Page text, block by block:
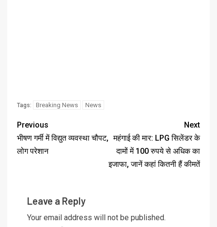
Tags: Breaking News News
Previous
भीषण गर्मी में विद्युत व्यवस्था चौपट,
लोग परेशान
Next
महंगाई की मार: LPG सिलेंडर के
दामों में 100 रुपये से अधिक का
इजाफा, जानें कहां कितनी हैं कीमतें
Leave a Reply
Your email address will not be published.